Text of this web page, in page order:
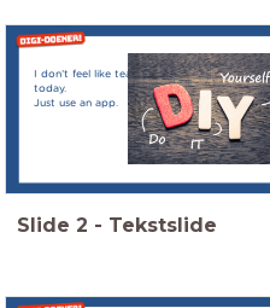
I don’t feel like teaching
today.
Just use an app.
Slide 2 - Tekstslide